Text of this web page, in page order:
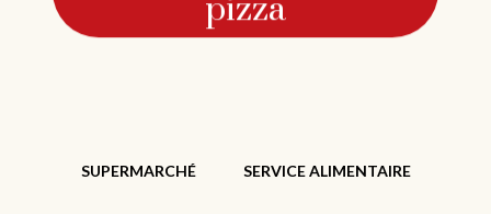
pizza
SUPERMARCHÉ SERVICE ALIMENTAIRE